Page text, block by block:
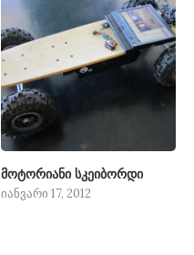
მოტორიანი სკეიბორდი
იანვარი 17, 2012